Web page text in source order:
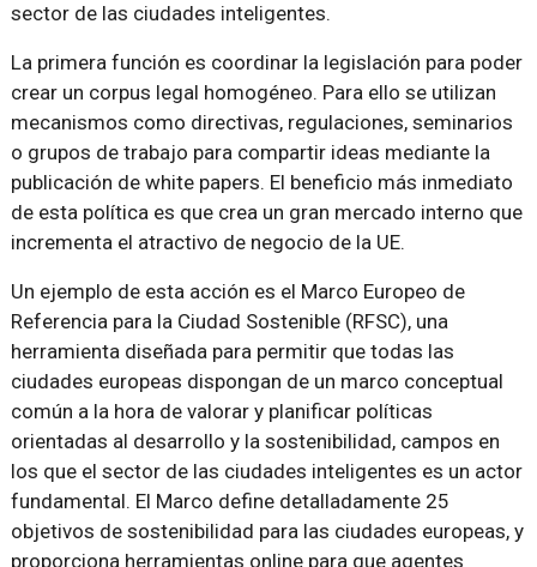
sector de las ciudades inteligentes.
La primera función es coordinar la legislación para poder
crear un corpus legal homogéneo. Para ello se utilizan
mecanismos como directivas, regulaciones, seminarios
o grupos de trabajo para compartir ideas mediante la
publicación de white papers. El beneficio más inmediato
de esta política es que crea un gran mercado interno que
incrementa el atractivo de negocio de la UE.
Un ejemplo de esta acción es el Marco Europeo de
Referencia para la Ciudad Sostenible (RFSC), una
herramienta diseñada para permitir que todas las
ciudades europeas dispongan de un marco conceptual
común a la hora de valorar y planificar políticas
orientadas al desarrollo y la sostenibilidad, campos en
los que el sector de las ciudades inteligentes es un actor
fundamental. El Marco define detalladamente 25
objetivos de sostenibilidad para las ciudades europeas, y
proporciona herramientas online para que agentes